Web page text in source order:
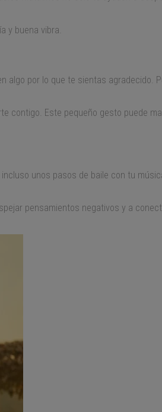
y buena vibra.
algo por lo que te sientas agradecido.
contigo. Este pequeño gesto puede
unos pasos de baile con tu
pensamientos negativos y a